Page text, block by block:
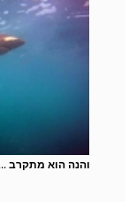
והנה הוא מתקרב ...